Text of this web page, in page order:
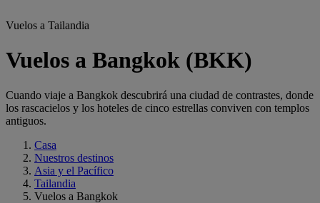
Vuelos a Tailandia
Vuelos a Bangkok (BKK)
Cuando viaje a Bangkok descubrirá una ciudad de contrastes, donde
los rascacielos y los hoteles de cinco estrellas conviven con templos
antiguos.
Casa
Nuestros destinos
Asia y el Pacífico
Tailandia
Vuelos a Bangkok